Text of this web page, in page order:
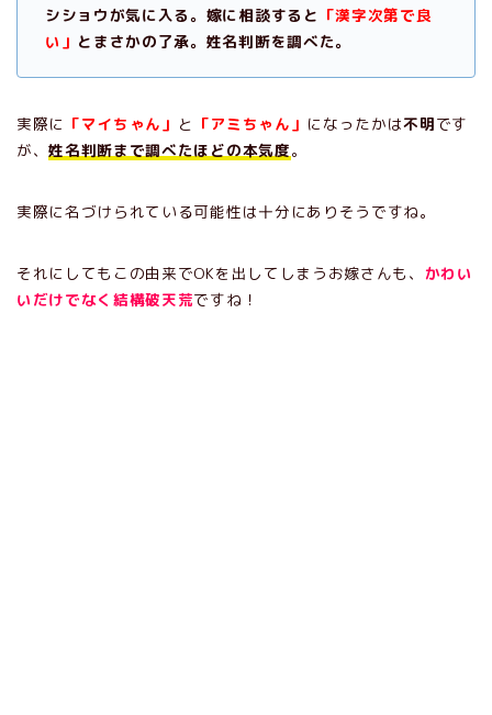
シショウが気に入る。嫁に相談すると 「漢字次第で良
い」 とまさかの了承。姓名判断を調べた。
実際に 「マイちゃん」 と 「アミちゃん」 になったかは不明です
が、姓名判断まで調べたほどの本気度。
実際に名づけられている可能性は十分にありそうですね。
それにしてもこの由来でOKを出してしまうお嫁さんも、 かわい
いだけでなく結構破天荒ですね！